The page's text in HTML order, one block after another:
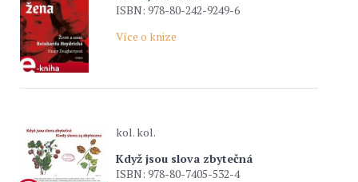
ISBN: 978-80-242-9249-6
Více o knize
kol. kol.
Když jsou slova zbytečná
ISBN: 978-80-7405-532-4